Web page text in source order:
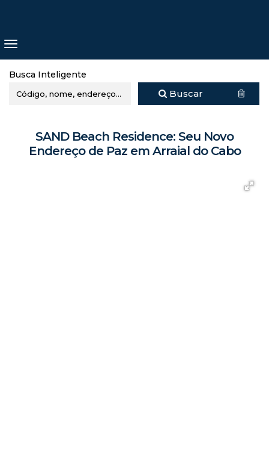
Busca Inteligente
Buscar
SAND Beach Residence: Seu Novo
Endereço de Paz em Arraial do Cabo